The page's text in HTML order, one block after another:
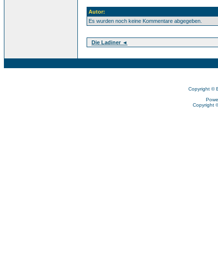
Autor:
Es wurden noch keine Kommentare abgegeben.
Die Ladiner ◄
Copyright ©
Copyright